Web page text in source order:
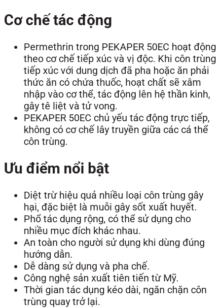
Cơ chế tác động
Permethrin trong PEKAPER 50EC hoạt động
theo cơ chế tiếp xúc và vị độc. Khi côn trùng
tiếp xúc với dung dịch đã pha hoặc ăn phải
thức ăn có chứa thuốc, hoạt chất sẽ xâm
nhập vào cơ thể, tác động lên hệ thần kinh,
gây tê liệt và tử vong.
PEKAPER 50EC chủ yếu tác động trực tiếp,
không có cơ chế lây truyền giữa các cá thể
côn trùng.
Ưu điểm nổi bật
Diệt trừ hiệu quả nhiều loại côn trùng gây
hại, đặc biệt là muỗi gây sốt xuất huyết.
Phổ tác dụng rộng, có thể sử dụng cho
nhiều mục đích khác nhau.
An toàn cho người sử dụng khi dùng đúng
hướng dẫn.
Dễ dàng sử dụng và pha chế.
Công nghệ sản xuất tiên tiến từ Mỹ.
Thời gian tác dụng kéo dài, ngăn chặn côn
trùng quay trở lại.